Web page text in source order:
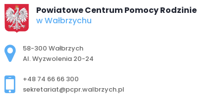
Powiatowe Centrum Pomocy Rodzinie
w Wałbrzychu
Adres pocztowy:
58-300 Wałbrzych
Al. Wyzwolenia 20-24
+48 74 66 66 300
sekretariat@pcpr.walbrzych.pl